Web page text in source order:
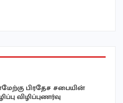
பிரதேச சபையின்
விழிப்புணர்வு